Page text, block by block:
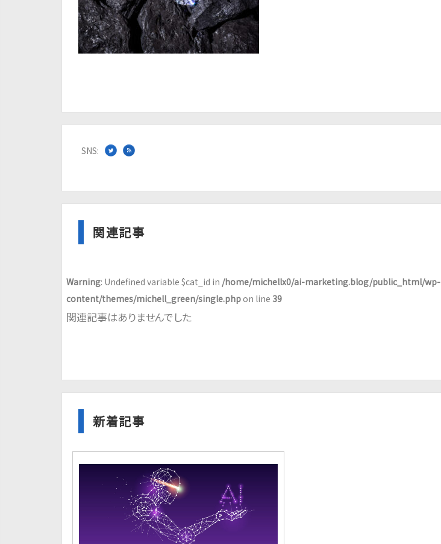
SNS:
関連記事
Warning: Undefined variable $cat_id in /home/michellx0/ai-marketing.blog/public_html/wp-
content/themes/michell_green/single.phpon line 39
関連記事はありませんでした
新着記事